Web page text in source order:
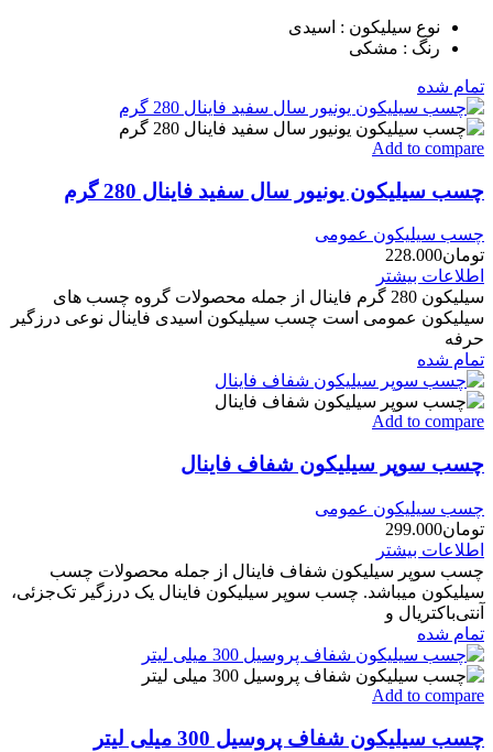
نوع سیلیکون : اسیدی
رنگ : مشکی
تمام شده
Add to compare
چسب سیلیکون یونیور سال سفید فاینال 280 گرم
چسب سیلیکون عمومی
تومان228.000
اطلاعات بیشتر
سیلیکون 280 گرم فاینال از جمله محصولات گروه چسب های
سیلیکون عمومی است چسب سیلیکون اسیدی فاینال نوعی درزگیر
حرفه‌
تمام شده
Add to compare
چسب سوپر سیلیکون شفاف فاینال
چسب سیلیکون عمومی
تومان299.000
اطلاعات بیشتر
چسب سوپر سیلیکون شفاف فاینال از جمله محصولات چسب
سیلیکون میباشد. چسب سوپر سیلیکون فاینال یک درزگیر تک‌جزئی،
آنتی‌باکتریال و
تمام شده
Add to compare
چسب سیلیکون شفاف پروسیل 300 میلی لیتر